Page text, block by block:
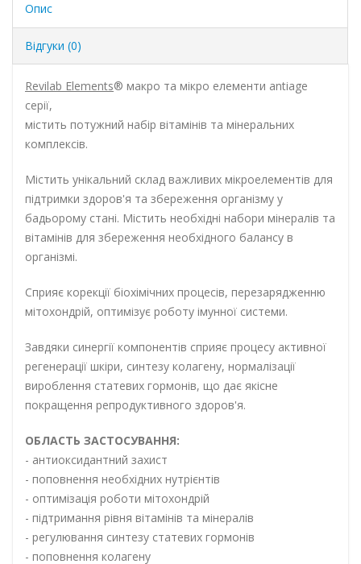
Опис
Відгуки (0)
Revilab Elements® макро та мікро елементи antiage
серії,
містить потужний набір вітамінів та мінеральних
комплексів.
Містить унікальний склад важливих мікроелементів для
підтримки здоров'я та збереження організму у
бадьорому стані. Містить необхідні набори мінералів та
вітамінів для збереження необхідного балансу в
організмі.
Сприяє корекції біохімічних процесів, перезарядженню
мітохондрій, оптимізує роботу імунної системи.
Завдяки синергії компонентів сприяє процесу активної
регенерації шкіри, синтезу колагену, нормалізації
вироблення статевих гормонів, що дає якісне
покращення репродуктивного здоров'я.
ОБЛАСТЬ ЗАСТОСУВАННЯ:
- антиоксидантний захист
- поповнення необхідних нутрієнтів
- оптимізація роботи мітохондрій
- підтримання рівня вітамінів та мінералів
- регулювання синтезу статевих гормонів
- поповнення колагену